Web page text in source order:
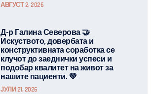
АВГУСТ 2, 2026
Д-р Галина Северова 🤝
Искуството, довербата и
конструктивната соработка се
клучот до заеднички успеси и
подобар квалитет на живот за
нашите пациенти. 💚
ЈУЛИ 21, 2026